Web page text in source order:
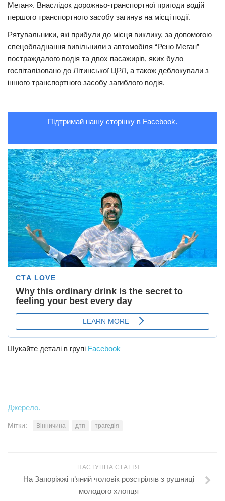
Кримінал
Суспільство
Меган». Внаслідок дорожньо-транспортної пригоди водій
першого транспортного засобу загинув на місці події.
Рятувальники, які прибули до місця виклику, за допомогою
спецобладнання вивільнили з автомобіля “Рено Меган”
постраждалого водія та двох пасажирів, яких було
госпіталізовано до Літинської ЦРЛ, а також деблокували з
іншого транспортного засобу загиблого водія.
Підтримай нашу сторінку в Facebook.
Шукайте деталі в групі Facebook
Джерело.
Мітки: Вінничина дтп трагедія
НАСТУПНА СТАТТЯ
На Запоріжжі п’яний чоловік розстріляв з рушниці
молодого хлопця